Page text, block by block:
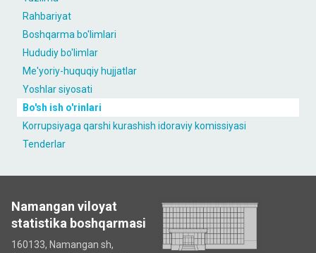
Rahbariyat
Boshqarma bo'limlari
Hududiy bo'limlar
Me'yoriy-huquqiy hujjatlar
Yoshlar siyosati
Bo'sh ish o'rinlari
Korrupsiyaga qarshi kurashish idoraviy komissiyasi
Tenderlar
Namangan viloyat
statistika boshqarmasi
160133, Namangan sh,